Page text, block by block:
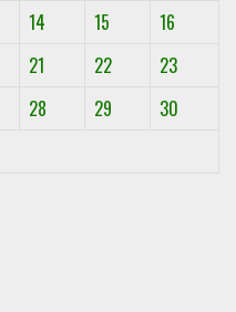
14 15
16
21 22
23
28 29
30